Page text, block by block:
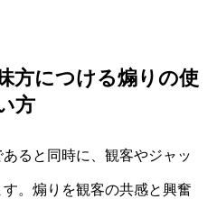
方につける煽りの使
方
ると同時に、観客やジャッ
。煽りを観客の共感と興奮